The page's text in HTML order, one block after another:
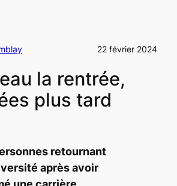
22 février 2024
la rentrée,
plus tard
retournant
après avoir